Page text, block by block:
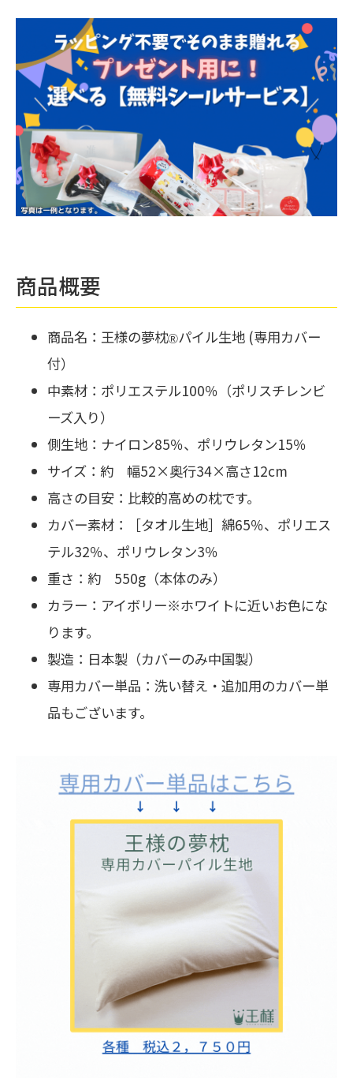
商品概要
商品名：王様の夢枕Ⓡ︎パイル生地 (専用カバー
付）
中素材：ポリエステル100％（ポリスチレンビ
ーズ入り）
側生地：ナイロン85％、ポリウレタン15％
サイズ：約 幅52×奥行34×高さ12cm
高さの目安：比較的高めの枕です。
カバー素材：［タオル生地］綿65％、ポリエス
テル32％、ポリウレタン3％
重さ：約 550g（本体のみ）
カラー：アイボリー※ホワイトに近いお色にな
ります。
製造：日本製（カバーのみ中国製）
専用カバー単品：洗い替え・追加用のカバー単
品もございます。